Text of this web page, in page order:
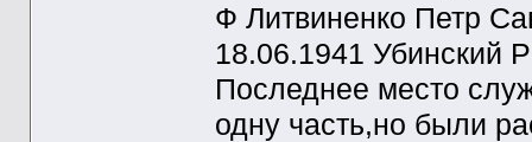
Ф Литвиненко Петр
18.06.1941 Убинский
Последнее место
одну часть,но были